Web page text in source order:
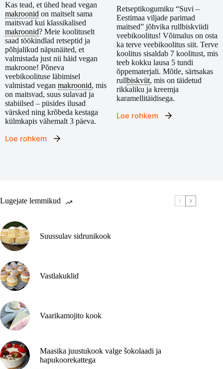
Kas tead, et ühed head vegan
makroonid on maitselt sama
maitsvad kui klassikalised
makroonid? Meie koolituselt
saad töökindlad retseptid ja
põhjalikud näpunäited, et
valmistada just nii häid vegan
makroone! Põneva
veebikoolituse läbimisel
valmistad vegan makroonid, mis
on maitsvad, suus sulavad ja
stabiilsed – püsides ilusad
värsked ning krõbeda kestaga
külmkapis vähemalt 3 päeva.
Loe rohkem
Retseptikogumiku “Suvi –
Eestimaa viljade parimad
maitsed” jõhvika rullbiskviidi
veebikoolitus! Võimalus on osta
ka terve veebikoolitus siit. Terve
koolitus sisaldab 7 koolitust, mis
teeb kokku lausa 5 tundi
õppematerjali. Mõtle, särtsakas
rullbiskviit, mis on täidetud
rikkaliku ja kreemja
karamellitäidisega.
Loe rohkem
Lugejate lemmikud
Suussulav sidrunikook
Vastlakuklid
Vaarikamojito kook
Maasika juustukook valge šokolaadi ja
hapukoorekattega